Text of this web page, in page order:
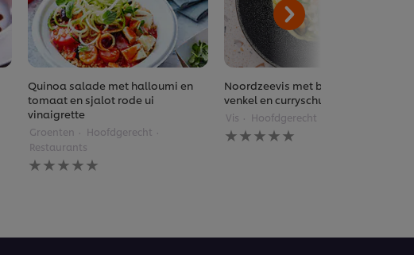
Quinoa salade met halloumi en
tomaat en sjalot rode ui
vinaigrette
Groenten
Hoofdgerecht
Restaurants
Geen
beoordelingen
Noordzeevis met boerenkool en
venkel en curryschuim
Vis Hoofdgerecht
Geen
beoordelingen